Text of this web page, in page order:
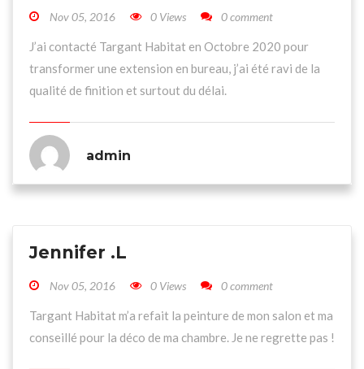
Nov 05, 2016 0 Views 0 comment
J’ai contacté Targant Habitat en Octobre 2020 pour
transformer une extension en bureau, j’ai été ravi de la
qualité de finition et surtout du délai.
admin
Jennifer .L
Nov 05, 2016 0 Views 0 comment
Targant Habitat m’a refait la peinture de mon salon et ma
conseillé pour la déco de ma chambre. Je ne regrette pas !